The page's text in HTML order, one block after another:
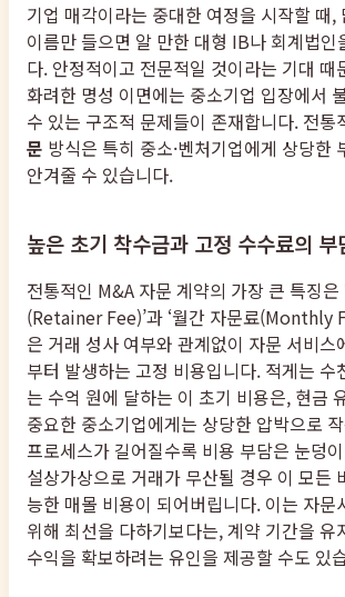
기업 매각이라는 중대한 여정을 시작할 때,
이름만 들으면 알 만한 대형 IB나 회계법인
다. 안정적이고 전문적일 것이라는 기대 때
화려한 명성 이면에는 중소기업 입장에서
수 있는 구조적 문제들이 존재합니다. 전통
문 방식은 특히 중소·벤처기업에게 상당한
안겨줄 수 있습니다.
높은 초기 착수금과 고정 수수료의 부
전통적인 M&A 자문 계약의 가장 큰 특징은
(Retainer Fee)’과 ‘월간 자문료(Monthly
은 거래 성사 여부와 관계없이 자문 서비스
부터 발생하는 고정 비용입니다. 적게는 수
는 수억 원에 달하는 이 초기 비용은, 현금
중요한 중소기업에게는 상당한 압박으로
프로세스가 길어질수록 비용 부담은 눈덩
설상가상으로 거래가 무산될 경우 이 모든
능한 매몰 비용이 되어버립니다. 이는 자문
위해 최선을 다하기보다는, 계약 기간을 유
수익을 확보하려는 유인을 제공할 수도 있